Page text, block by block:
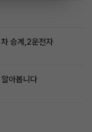
승계,2운전자
아봅니다